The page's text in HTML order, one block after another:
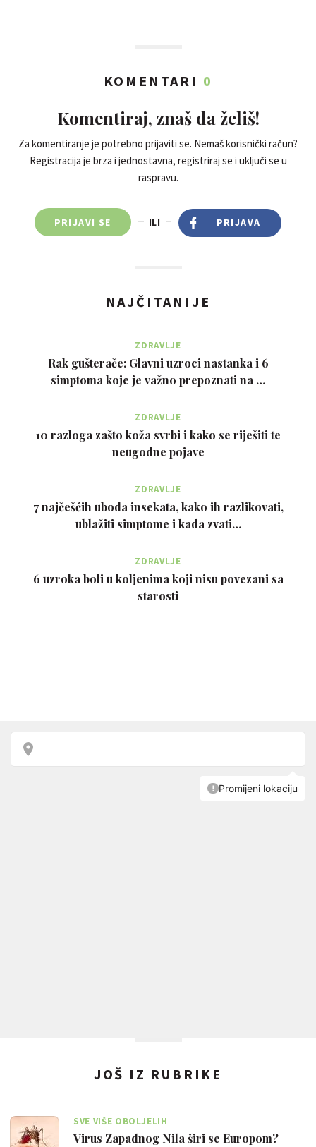
KOMENTARI 0
Komentiraj, znaš da želiš!
Za komentiranje je potrebno prijaviti se. Nemaš korisnički račun?
Registracija je brza i jednostavna, registriraj se i uključi se u
raspravu.
PRIJAVI SE ILI PRIJAVA
NAJČITANIJE
ZDRAVLJE
Rak gušterače: Glavni uzroci nastanka i 6
simptoma koje je važno prepoznati na …
ZDRAVLJE
10 razloga zašto koža svrbi i kako se riješiti te
neugodne pojave
ZDRAVLJE
7 najčešćih uboda insekata, kako ih razlikovati,
ublažiti simptome i kada zvati…
ZDRAVLJE
6 uzroka boli u koljenima koji nisu povezani sa
starosti
JOŠ IZ RUBRIKE
SVE VIŠE OBOLJELIH
Virus Zapadnog Nila širi se Europom?